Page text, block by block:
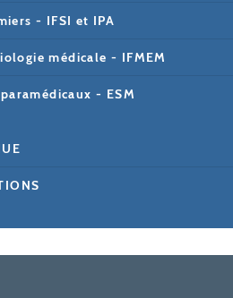
- IFSI et IPA
médicale - IFMEM
- ESM